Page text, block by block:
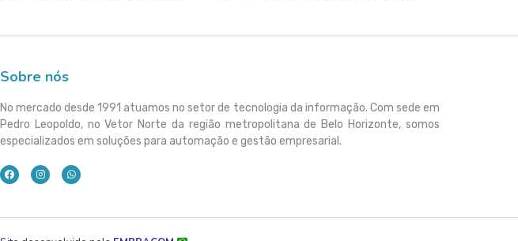
Sobre nós
No mercado desde 1991 atuamos no setor de tecnologia da informação. Com sede em
Pedro Leopoldo, no Vetor Norte da região metropolitana de Belo Horizonte, somos
especializados em soluções para automação e gestão empresarial.